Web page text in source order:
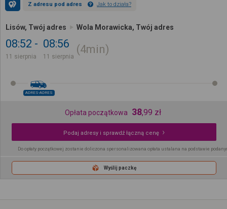
Z adresu pod adres Jak to działa?
Lisów, Twój adres Wola Morawicka, Twój adres
08:52
11 sierpnia
08:56
11 sierpnia
4min
ADRES-ADRES
Opłata początkowa 38,99 zł
Podaj adresy i sprawdź łączną cenę
Do opłaty początkowej zostanie doliczona spersonalizowana opłata ustalana na podstawie
Wyślij paczkę